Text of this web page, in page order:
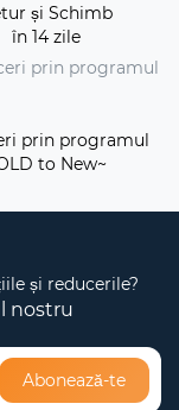
și Schimb
în 14 zile
prin programul
to New~
și reducerile?
nostru
Abonează-te